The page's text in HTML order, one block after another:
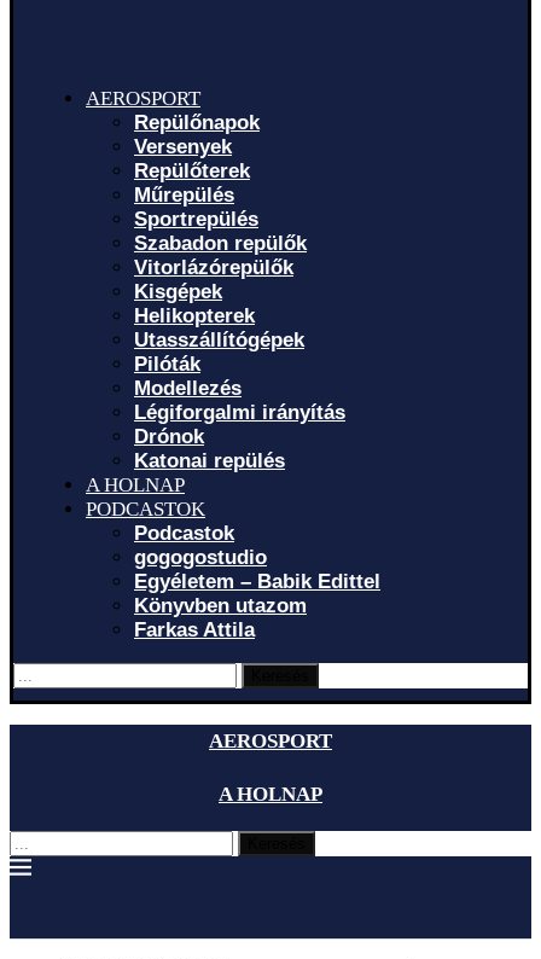
AEROSPORT
Repülőnapok
Versenyek
Repülőterek
Műrepülés
Sportrepülés
Szabadon repülők
Vitorlázórepülők
Kisgépek
Helikopterek
Utasszállítógépek
Pilóták
Modellezés
Légiforgalmi irányítás
Drónok
Katonai repülés
A HOLNAP
PODCASTOK
Podcastok
gogogostudio
Egyéletem – Babik Edittel
Könyvben utazom
Farkas Attila
AEROSPORT
A HOLNAP